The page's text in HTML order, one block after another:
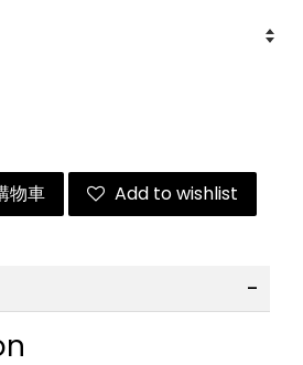
物車 Add to wishlist